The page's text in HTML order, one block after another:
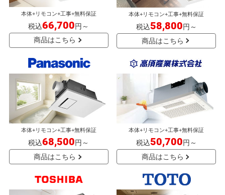
本体+リモコン+工事+無料保証
税込66,700円～
商品はこちら
本体+リモコン+工事+無料保証
税込58,800円～
商品はこちら
本体+リモコン+工事+無料保証
税込68,500円～
商品はこちら
本体+リモコン+工事+無料保証
税込50,700円～
商品はこちら